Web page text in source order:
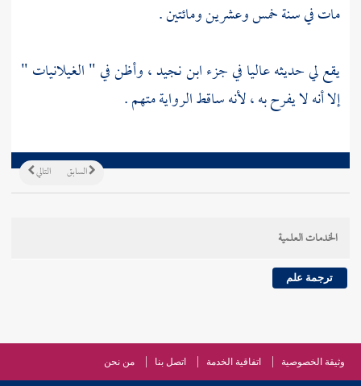
مات في سنة خمس وعشرين ومائتين .
يقع لي حديثه عاليا في جزءابن نجيد، وأظن في " الغيلانيات "
إلا أنه لا يفرح به ، لأنه ساقط الرواية متهم .
التالي السابق
الخدمات العلمية
ترجمة علم
وثيقة الخصوصية اتفاقية الخدمة اتصل بنا من نحن